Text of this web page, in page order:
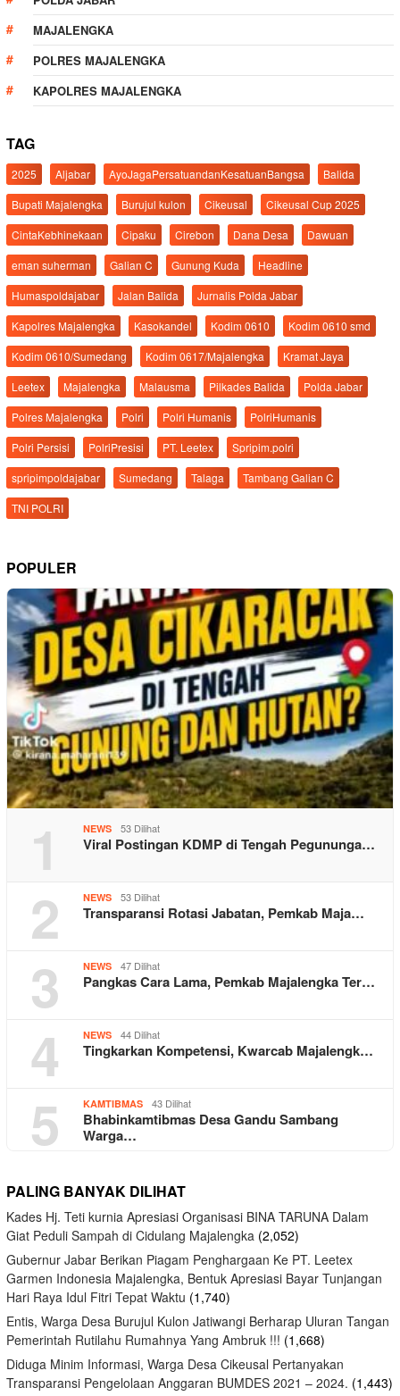
MAJALENGKA
POLRES MAJALENGKA
KAPOLRES MAJALENGKA
TAG
2025 Aljabar AyoJagaPersatuandanKesatuanBangsa
Balida
Bupati Majalengka
Burujul kulon Cikeusal
Cikeusal Cup 2025
CintaKebhinekaan
Cipaku Cirebon Dana Desa
Dawuan
eman suherman
Galian C Gunung Kuda
Headline
Humaspoldajabar
Jalan Balida
Jurnalis Polda Jabar
Kapolres Majalengka
Kasokandel Kodim 0610
Kodim 0610 smd
Kodim 0610/Sumedang
Kodim 0617/Majalengka
Kramat Jaya
Leetex
Majalengka Malausma Pilkades Balida
Polda Jabar
Polres Majalengka
Polri Polri Humanis
PolriHumanis
Polri Persisi
PolriPresisi PT. Leetex
Spripim.polri
spripimpoldajabar
Sumedang Talaga
Tambang Galian C
TNI POLRI
POPULER
1 NEWS 53 Dilihat
Viral Postingan KDMP di Tengah Pegununga…
2 NEWS 53 Dilihat
Transparansi Rotasi Jabatan, Pemkab Maja…
3 NEWS 47 Dilihat
Pangkas Cara Lama, Pemkab Majalengka Ter…
4 NEWS 44 Dilihat
Tingkarkan Kompetensi, Kwarcab Majalengk…
5 KAMTIBMAS 43 Dilihat
Bhabinkamtibmas Desa Gandu Sambang
Warga…
PALING BANYAK DILIHAT
Kades Hj. Teti kurnia Apresiasi Organisasi BINA TARUNA Dalam
Giat Peduli Sampah di Cidulang Majalengka (2,052)
Gubernur Jabar Berikan Piagam Penghargaan Ke PT. Leetex
Garmen Indonesia Majalengka, Bentuk Apresiasi Bayar Tunjangan
Hari Raya Idul Fitri Tepat Waktu (1,740)
Entis, Warga Desa Burujul Kulon Jatiwangi Berharap Uluran Tangan
Pemerintah Rutilahu Rumahnya Yang Ambruk !!! (1,668)
Diduga Minim Informasi, Warga Desa Cikeusal Pertanyakan
Transparansi Pengelolaan Anggaran BUMDES 2021 – 2024. (1,443)